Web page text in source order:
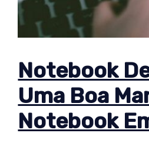
Notebook
Uma Boa
Notebook